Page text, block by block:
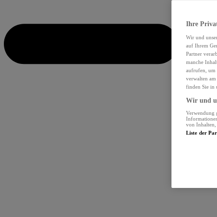
Ihre
Wir und
auf Ihrem
Partner
manche
aufrufen, um
verwalten
finden Sie in
Wir und
Verwendung
von Inhalten,
Liste der